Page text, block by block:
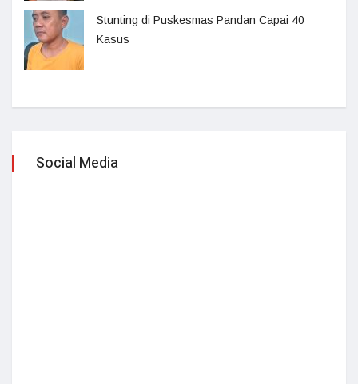
Stunting di Puskesmas Pandan Capai 40
Kasus
Social Media